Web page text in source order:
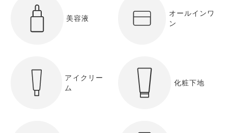
美容液
オールインワ
ン
アイクリー
ム
化粧下地